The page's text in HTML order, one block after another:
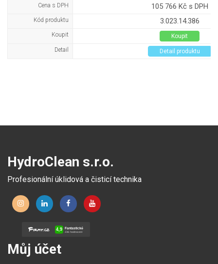
Cena s DPH 105 766 Kč s DPH
Kód produktu 3.023.14.386
Koupit
Koupit
Detail
Detail produktu
HydroClean s.r.o.
Profesionální úklidová a čisticí technika
Můj účet